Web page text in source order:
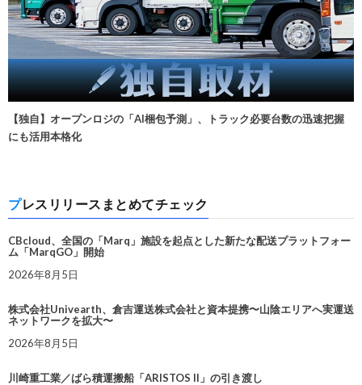
【独自】オープンロジの「AI梱包予測」、トラック必要台数の迅速把握
にも活用本格化
プレスリリースまとめてチェック
CBcloud、全国の「Marq」施設を起点とした新たな配送プラットフォー
ム「MarqGO」開始
2026年8月5日
株式会社Univearth、倉吉運送株式会社と資本提携〜山陰エリアへ実運送
ネットワークを拡大〜
2026年8月5日
川崎重工業／ばら積運搬船「ARISTOS II」の引き渡し